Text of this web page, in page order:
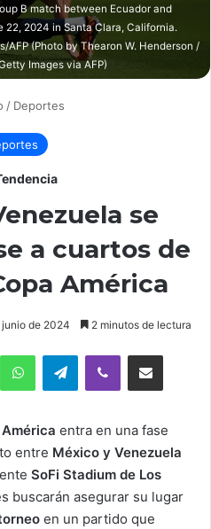
B match between Ecuador and
22, 2024 in Santa Clara, California.
AFP (Photo by Thearon W. Henderson /
Images via AFP)
/ Deportes
se
a cuartos de
América
junio de 2024 2 minutos de lectura
WhatsAppTelegramViber Compartir por correo
entra en una fase
entre México y Venezuela
SoFi Stadium de Los
buscarán asegurar su lugar
en un partido que